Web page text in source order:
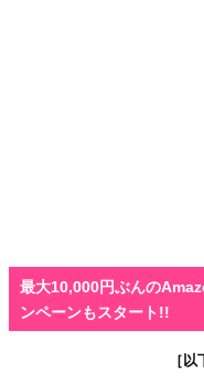
最大10,000円ぶんの
ンペーンもスタート!!
［